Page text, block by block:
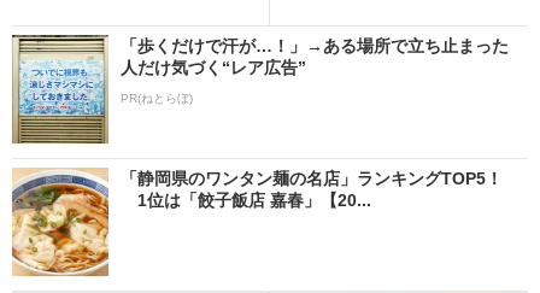
「歩くだけで汗が…！」→ある場所で立ち止まった
人だけ気づく“レア広告”
PR(ねとらぼ)
「静岡県のワンタン麺の名店」ランキングTOP5！
1位は「餃子飯店 嘉春」【20...